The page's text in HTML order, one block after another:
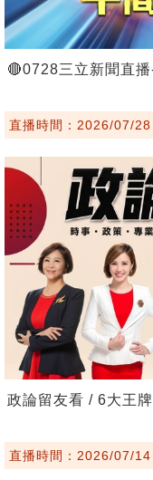
🔴0728三立新聞直
直播時間：2026/07/
政論留友看 / 6大王
直播時間：2026/07/